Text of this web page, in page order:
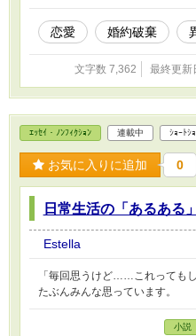
恋愛 婚約破棄
文字数 7,362 最終更新
ｴｯｾｲ・ﾉﾝﾌｨｸｼｮﾝ 連載中 ｼｮｰﾄｼ
お気に入りに追加 0
日常生活の「あるある
Estella
「毎回思うけど……これっても
たぶんみんな思っています。
小説